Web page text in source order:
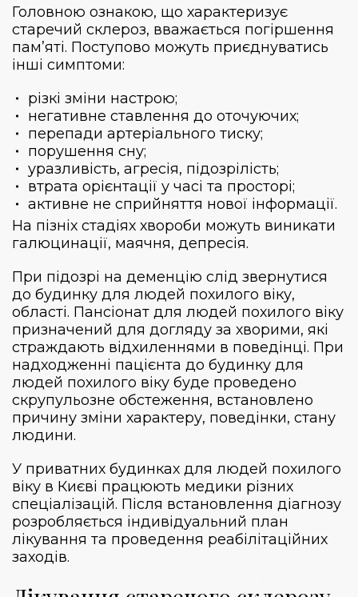
Головною ознакою, що характеризує
старечий склероз, вважається погіршення
пам’яті. Поступово можуть приєднуватись
інші симптоми:
різкі зміни настрою;
негативне ставлення до оточуючих;
перепади артеріального тиску;
порушення сну;
уразливість, агресія, підозрілість;
втрата орієнтації у часі та просторі;
активне не сприйняття нової інформації.
На пізніх стадіях хвороби можуть виникати
галюцинації, маячня, депресія.
При підозрі на деменцію слід звернутися
до будинку для людей похилого віку,
області. Пансіонат для людей похилого віку
призначений для догляду за хворими, які
страждають відхиленнями в поведінці. При
надходженні пацієнта до будинку для
людей похилого віку буде проведено
скрупульозне обстеження, встановлено
причину зміни характеру, поведінки, стану
людини.
У приватних будинках для людей похилого
віку в Києві працюють медики різних
спеціалізацій. Після встановлення діагнозу
розробляється індивідуальний план
лікування та проведення реабілітаційних
заходів.